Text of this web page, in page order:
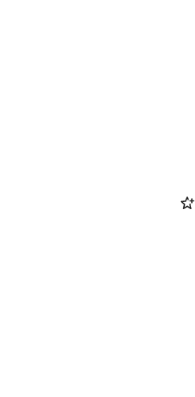
ーイングスクラムは、アメリカ企業
ル開発法のひとつ「スクラム」をベ
ワークです。ハーバード大学などの
も活かすことができます。もう時間
、持続的な幸福（ウェルビーイング